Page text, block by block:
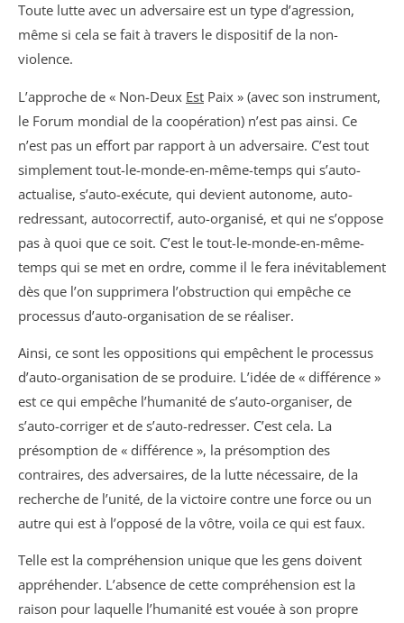
Toute lutte avec un adversaire est un type d’agression,
même si cela se fait à travers le dispositif de la non-
violence.
L’approche de « Non-Deux Est Paix » (avec son instrument,
le Forum mondial de la coopération) n’est pas ainsi. Ce
n’est pas un effort par rapport à un adversaire. C’est tout
simplement tout-le-monde-en-même-temps qui s’auto-
actualise, s’auto-exécute, qui devient autonome, auto-
redressant, autocorrectif, auto-organisé, et qui ne s’oppose
pas à quoi que ce soit. C’est le tout-le-monde-en-même-
temps qui se met en ordre, comme il le fera inévitablement
dès que l’on supprimera l’obstruction qui empêche ce
processus d’auto-organisation de se réaliser.
Ainsi, ce sont les oppositions qui empêchent le processus
d’auto-organisation de se produire. L’idée de « différence »
est ce qui empêche l’humanité de s’auto-organiser, de
s’auto-corriger et de s’auto-redresser. C’est cela. La
présomption de « différence », la présomption des
contraires, des adversaires, de la lutte nécessaire, de la
recherche de l’unité, de la victoire contre une force ou un
autre qui est à l’opposé de la vôtre, voila ce qui est faux.
Telle est la compréhension unique que les gens doivent
appréhender. L’absence de cette compréhension est la
raison pour laquelle l’humanité est vouée à son propre